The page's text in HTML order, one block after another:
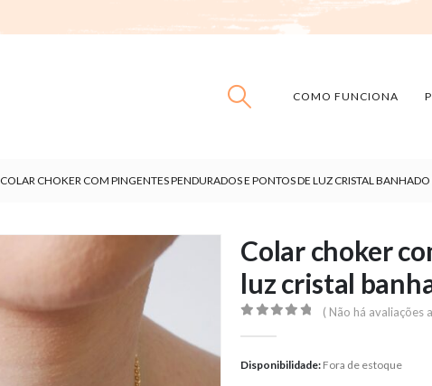
COMO FUNCIONA
COLAR CHOKER COM PINGENTES PENDURADOS E PONTOS DE LUZ CRISTAL
Colar choker
luz cristal
( Não há avaliações
Disponibilidade: Fora de estoque